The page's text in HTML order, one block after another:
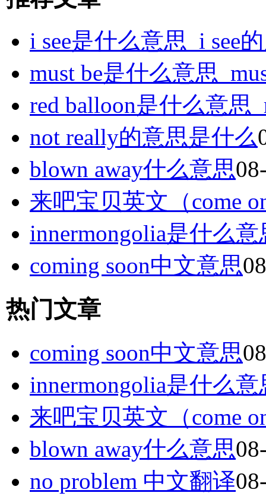
i see是什么意思_i see
must be是什么意思
red balloon是什么意思
not really的意思是什么
blown away什么意思
来吧宝贝英文（come
innermongolia是什么意
coming soon中文意思
热门文章
coming soon中文意思
innermongolia是什么意
来吧宝贝英文（come
blown away什么意思
no problem 中文翻译